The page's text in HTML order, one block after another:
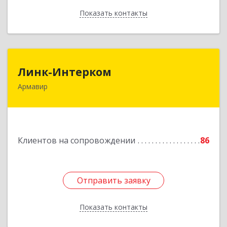
Показать контакты
Назад
Линк-Интерком
Армавир
Клиентов на сопровождении 86
Отправить заявку
Показать контакты
Подробнее
Отправить заявку
Назад